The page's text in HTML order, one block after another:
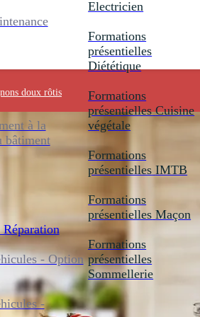
à la
bâtiment
- Option
-
Electricien
Formations
présentielles
Diététique
Formations
présentielles Cuisine
végétale
Formations
présentielles IMTB
Formations
présentielles Maçon
Formations
présentielles
Sommellerie
doux rôtis